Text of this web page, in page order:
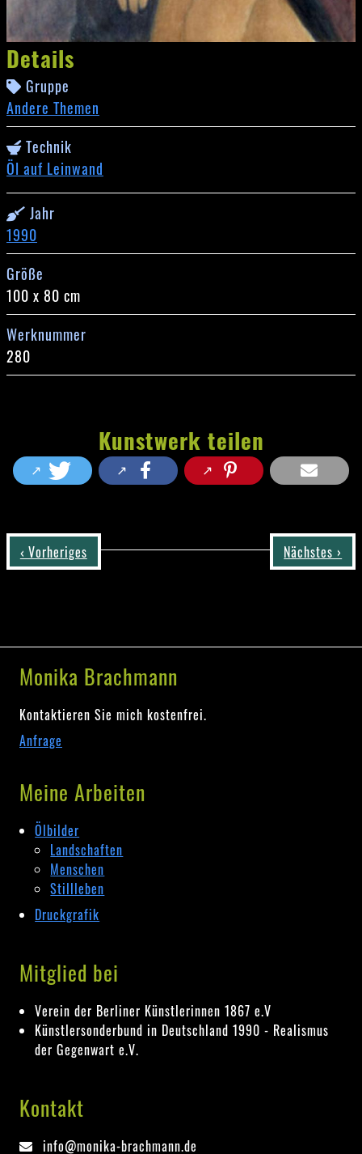
Details
Gruppe
Andere Themen
Technik
Öl auf Leinwand
Jahr
1990
Größe
100 x 80 cm
Werknummer
280
Kunstwerk teilen
‹ Vorheriges Nächstes ›
Monika Brachmann
Kontaktieren Sie mich kostenfrei.
Anfrage
Meine Arbeiten
Ölbilder
Landschaften
Menschen
Stillleben
Druckgrafik
Mitglied bei
Verein der Berliner Künstlerinnen 1867 e.V
Künstlersonderbund in Deutschland 1990 - Realismus
der Gegenwart e.V.
Kontakt
info@monika-brachmann.de